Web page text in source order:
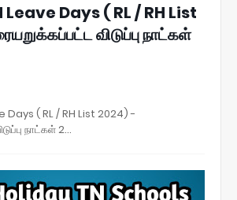
Days ( RL / RH List
விடுப்பு நாட்கள்
( RL / RH List 2024) -
நாட்கள் 2…